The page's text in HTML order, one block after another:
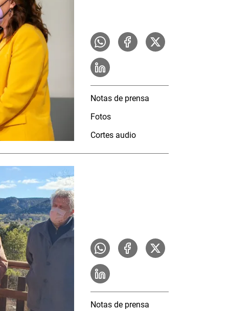
Notas de prensa
Fotos
Cortes audio
Notas de prensa